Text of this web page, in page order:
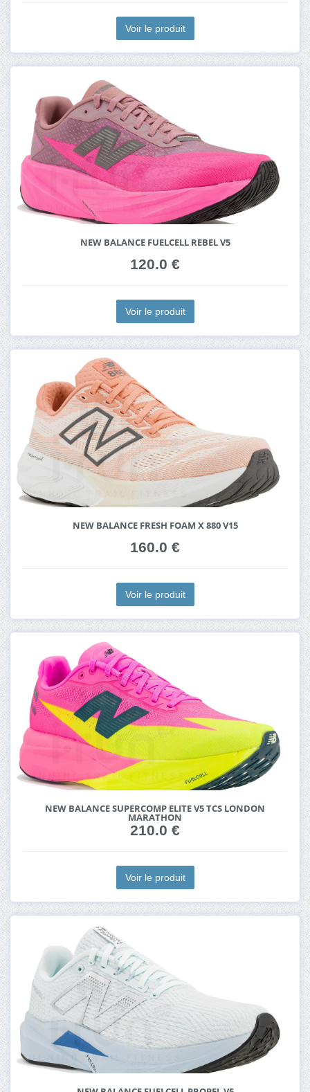
Voir le produit
NEW BALANCE FUELCELL REBEL V5
120.0 €
Voir le produit
NEW BALANCE FRESH FOAM X 880 V15
160.0 €
Voir le produit
NEW BALANCE SUPERCOMP ELITE V5 TCS LONDON
MARATHON
210.0 €
Voir le produit